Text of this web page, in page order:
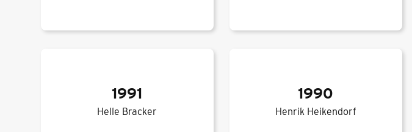
1991
Helle Bracker
1990
Henrik Heikendorf